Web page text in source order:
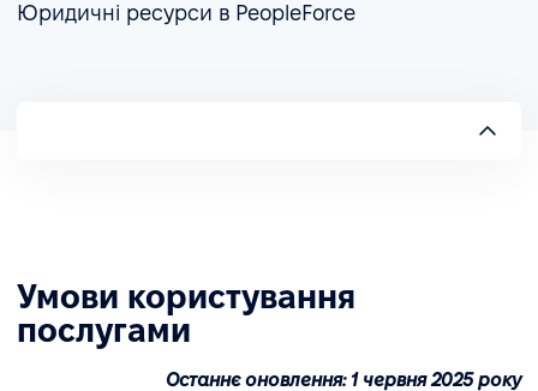
Юридичні ресурси в PeopleForce
Умови користування
послугами
Останнє оновлення: 1 червня 2025 року